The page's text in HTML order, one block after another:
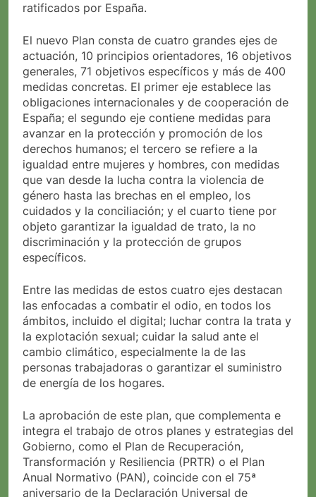
ratificados por España.
El nuevo Plan consta de cuatro grandes ejes de
actuación, 10 principios orientadores, 16 objetivos
generales, 71 objetivos específicos y más de 400
medidas concretas. El primer eje establece las
obligaciones internacionales y de cooperación de
España; el segundo eje contiene medidas para
avanzar en la protección y promoción de los
derechos humanos; el tercero se refiere a la
igualdad entre mujeres y hombres, con medidas
que van desde la lucha contra la violencia de
género hasta las brechas en el empleo, los
cuidados y la conciliación; y el cuarto tiene por
objeto garantizar la igualdad de trato, la no
discriminación y la protección de grupos
específicos.
Entre las medidas de estos cuatro ejes destacan
las enfocadas a combatir el odio, en todos los
ámbitos, incluido el digital; luchar contra la trata y
la explotación sexual; cuidar la salud ante el
cambio climático, especialmente la de las
personas trabajadoras o garantizar el suministro
de energía de los hogares.
La aprobación de este plan, que complementa e
integra el trabajo de otros planes y estrategias del
Gobierno, como el Plan de Recuperación,
Transformación y Resiliencia (PRTR) o el Plan
Anual Normativo (PAN), coincide con el 75ª
aniversario de la Declaración Universal de